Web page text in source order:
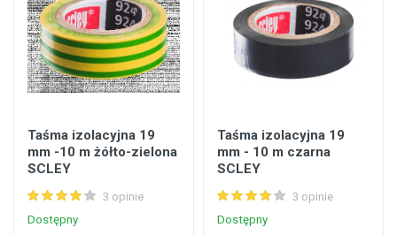
Taśma izolacyjna 19
mm -10 m żółto-zielona
SCLEY
3 opinie
Dostępny
Taśma izolacyjna 19
mm - 10 m czarna
SCLEY
3 opinie
Dostępny